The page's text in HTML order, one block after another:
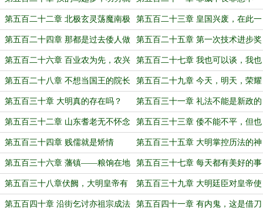
越大 怀，德威兼用感心摄暴
第五百二十二章 北极玄灵荡魔南极
赤炎广利洪圣天尊
第五百二十三章 皇国兴废，在此一
举！尊王攘夷，就在今日！
第五百二十四章 那都是过去倭人做
的，和现在倭人无关！
第五百二十五章 第一次技术进步奖
第五百二十六章 百业农为先，农兴
则百业兴
第五百二十七章 我也可以谈，我也
可以爱大明
第五百二十八章 不想当国王的院长
不是好船长
第五百二十九章 今天，明天，荣耀
都属于大明工匠！
第五百三十章 大明真的存在吗？ 第五百三十一章 礼法不能是新政的
绊脚石
第五百三十二章 山东耆老无不怀念
凌部堂
第五百三十三章 倭不能不平，但也
不能全平
第五百三十四章 贱儒就是矫情 第五百三十五章 大明掌控历法的神
第五百三十六章 藩镇——粮饷在地
化
第五百三十七章 每天都有美好的事
情在发生（为盟主‘吃兔兔的小
熊’贺！）
第五百三十八章伏阙，大明皇帝有
罪于天下
第五百三十九章 大明廷臣对皇帝使
用了活字印刷术
第五百四十章 沿街乞讨亦祖宗成法 第五百四十一章 有内鬼，这是借刀